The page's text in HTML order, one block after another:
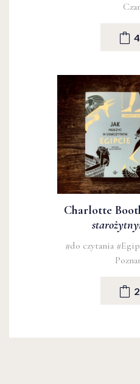
Charlotte
#do czytania